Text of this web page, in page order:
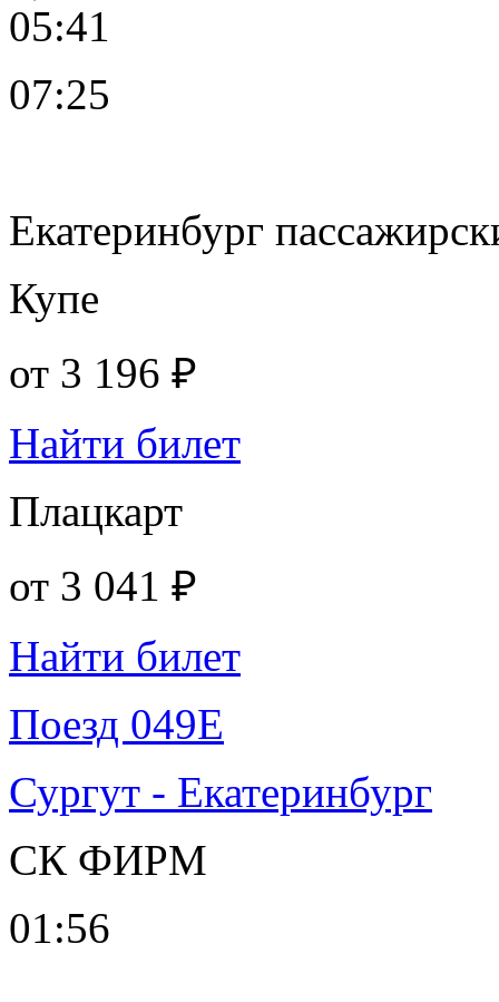
05:41
07:25
Екатеринбург
Купе
от 3 196 ₽
Найти билет
Плацкарт
от 3 041 ₽
Найти билет
Поезд 049Е
Сургут - Екатеринбург
СК ФИРМ
01:56